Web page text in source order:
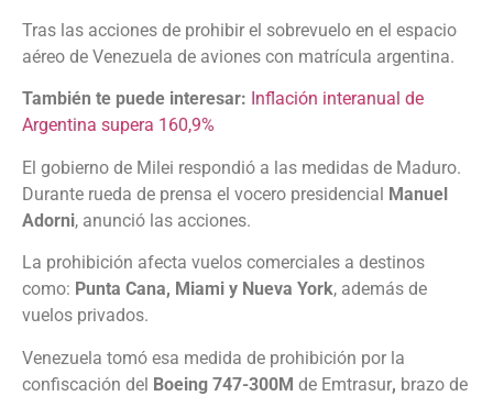
Tras las acciones de prohibir el sobrevuelo en el espacio
aéreo de Venezuela de aviones con matrícula argentina.
También te puede interesar: Inflación interanual de
Argentina supera 160,9%
El gobierno de Milei respondió a las medidas de Maduro.
Durante rueda de prensa el vocero presidencial Manuel
Adorni, anunció las acciones.
La prohibición afecta vuelos comerciales a destinos
como: Punta Cana, Miami y Nueva York, además de
vuelos privados.
Venezuela tomó esa medida de prohibición por la
confiscación del Boeing 747-300M de Emtrasur, brazo de